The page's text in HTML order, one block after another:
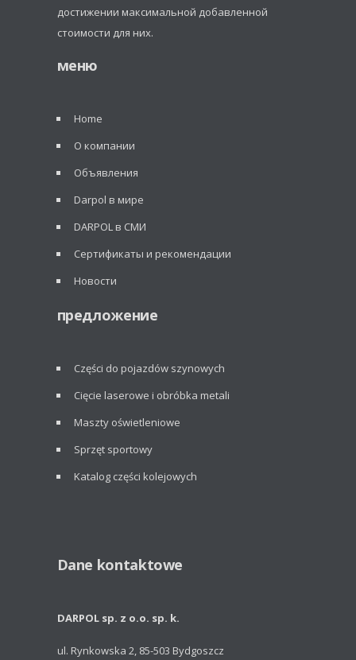
достижении максимальной добавленной
стоимости для них.
меню
Home
О компании
Объявления
Darpol в мире
DARPOL в СМИ
Сертификаты и рекомендации
Новости
предложение
Części do pojazdów szynowych
Cięcie laserowe i obróbka metali
Maszty oświetleniowe
Sprzęt sportowy
Katalog części kolejowych
Dane kontaktowe
DARPOL sp. z o.o. sp. k.
ul. Rynkowska 2, 85-503 Bydgoszcz